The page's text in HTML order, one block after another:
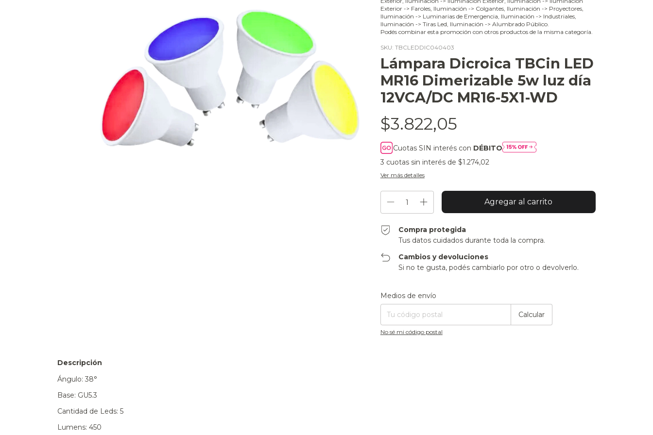
Exterior -> Faroles, Iluminación -> Colgantes, Iluminación -> Proyectores,
Iluminación -> Luminarias de Emergencia, Iluminación -> Industriales,
Iluminación -> Tiras Led, Iluminación -> Alumbrado Público.
Podés combinar esta promoción con otros productos de la misma categoría.
SKU: TBCLEDDIC040403
Lámpara Dicroica TBCin LED
MR16 Dimerizable 5w luz día
12VCA/DC MR16-5X1-WD
$3.822,05
Cuotas SIN interés con DÉBITO
3 cuotas sin interés de $1.274,02
Ver más detalles
Compra protegida
Tus datos cuidados durante toda la compra.
Cambios y devoluciones
Si no te gusta, podés cambiarlo por otro o devolverlo.
Entregas para el CP:
Medios de envío
Calcular
No sé mi código postal
Descripción
Ángulo: 38°
Base: GU5.3
Cantidad de Leds: 5
Lumens: 450